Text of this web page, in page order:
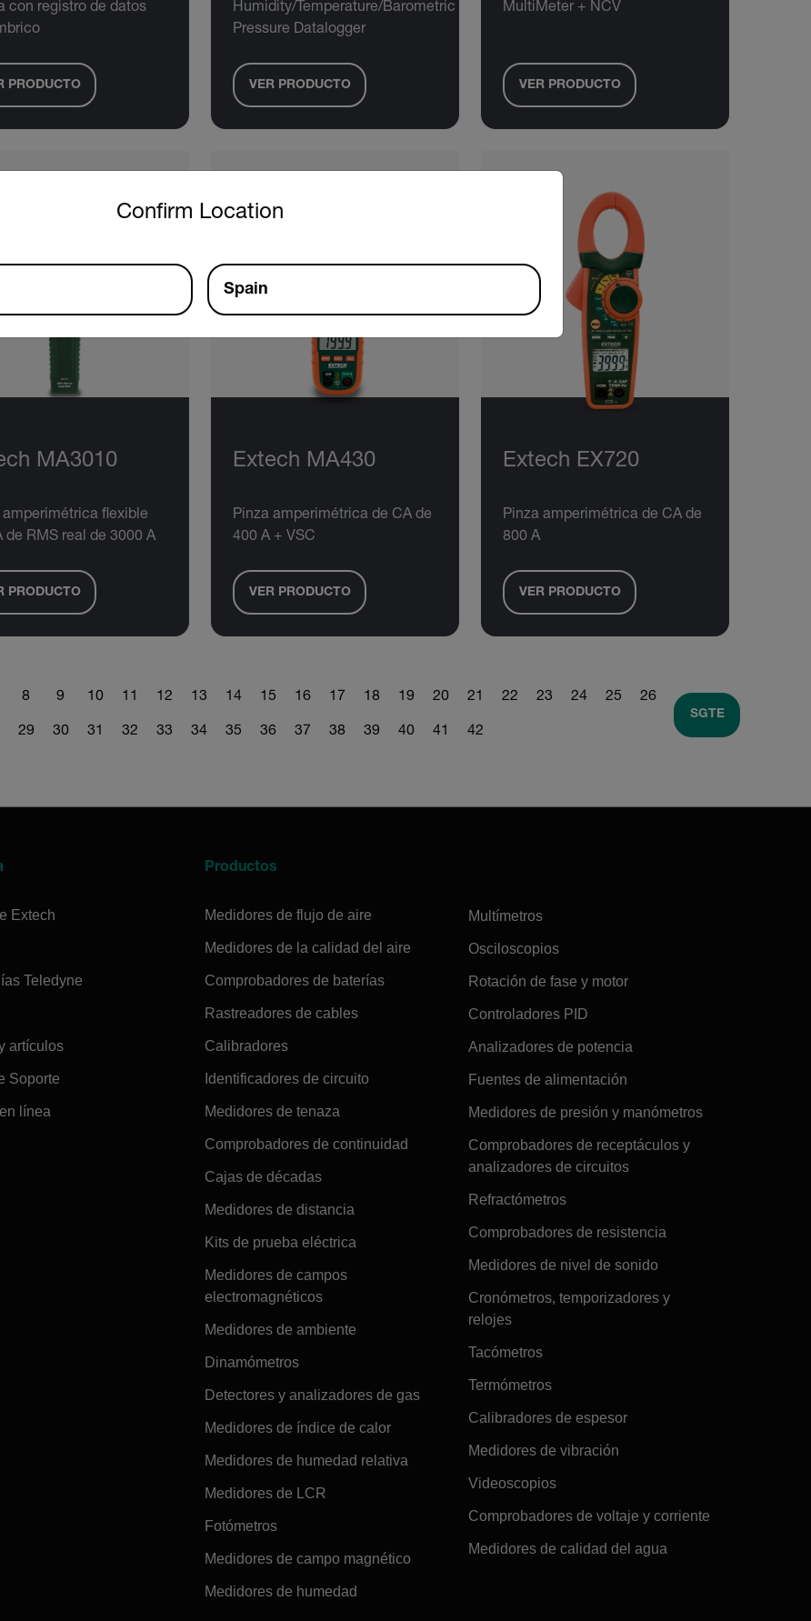
con registro de datos
PRODUCTO
Humidity/Temperature/Barometric
Pressure Datalogger
VER PRODUCTO
MultiMeter + NCV
VER PRODUCTO
MA3010
amperimétrica flexible
de RMS real de 3000 A
PRODUCTO
Extech MA430
Pinza amperimétrica de CA de
400 A + VSC
VER PRODUCTO
Extech EX720
Pinza amperimétrica de CA de
800 A
VER PRODUCTO
8 9 10 11 12 13 14 15 16 17 18 19 20 21 22 23 24 25 26
29 30 31 32 33 34 35 36 37 38 39 40 41 42
SGTE
Extech
Teledyne
artículos
Soporte
línea
Productos
Medidores de flujo de aire
Medidores de la calidad del aire
Comprobadores de baterías
Rastreadores de cables
Calibradores
Identificadores de circuito
Medidores de tenaza
Comprobadores de continuidad
Cajas de décadas
Medidores de distancia
Kits de prueba eléctrica
Medidores de campos
electromagnéticos
Medidores de ambiente
Dinamómetros
Detectores y analizadores de gas
Medidores de índice de calor
Medidores de humedad relativa
Medidores de LCR
Fotómetros
Medidores de campo magnético
Medidores de humedad
Multímetros
Osciloscopios
Rotación de fase y motor
Controladores PID
Analizadores de potencia
Fuentes de alimentación
Medidores de presión y manómetros
Comprobadores de receptáculos y
analizadores de circuitos
Refractómetros
Comprobadores de resistencia
Medidores de nivel de sonido
Cronómetros, temporizadores y
relojes
Tacómetros
Termómetros
Calibradores de espesor
Medidores de vibración
Videoscopios
Comprobadores de voltaje y corriente
Medidores de calidad del agua
Confirm Location
and language from the options below to access the appropriate version of our website.
Spain